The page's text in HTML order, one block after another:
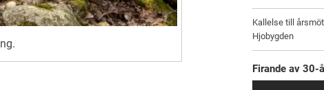
Kallelse till
Hjobygden
Firande av